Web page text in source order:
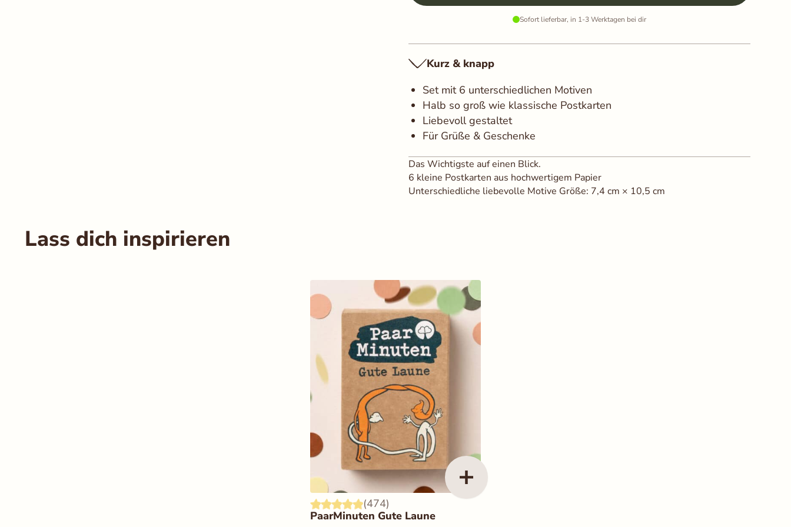
Sofort lieferbar, in 1-3 Werktagen bei dir
Kurz & knapp
Set mit 6 unterschiedlichen Motiven
Halb so groß wie klassische Postkarten
Liebevoll gestaltet
Für Grüße & Geschenke
Das Wichtigste auf einen Blick.
6 kleine Postkarten aus hochwertigem Papier
Unterschiedliche liebevolle Motive Größe: 7,4 cm × 10,5 cm
Lass dich inspirieren
(474)
PaarMinuten Gute Laune